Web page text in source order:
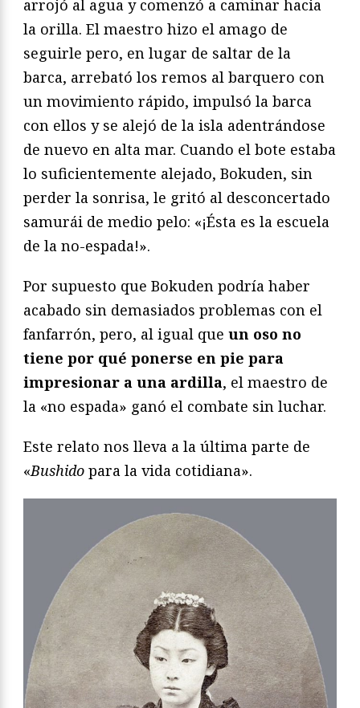
arrojó al agua y comenzó a caminar hacia
la orilla. El maestro hizo el amago de
seguirle pero, en lugar de saltar de la
barca, arrebató los remos al barquero con
un movimiento rápido, impulsó la barca
con ellos y se alejó de la isla adentrándose
de nuevo en alta mar. Cuando el bote estaba
lo suficientemente alejado, Bokuden, sin
perder la sonrisa, le gritó al desconcertado
samurái de medio pelo: «¡Ésta es la escuela
de la no-espada!».
Por supuesto que Bokuden podría haber
acabado sin demasiados problemas con el
fanfarrón, pero, al igual que un oso no
tiene por qué ponerse en pie para
impresionar a una ardilla, el maestro de
la «no espada» ganó el combate sin luchar.
Este relato nos lleva a la última parte de
«Bushido para la vida cotidiana».